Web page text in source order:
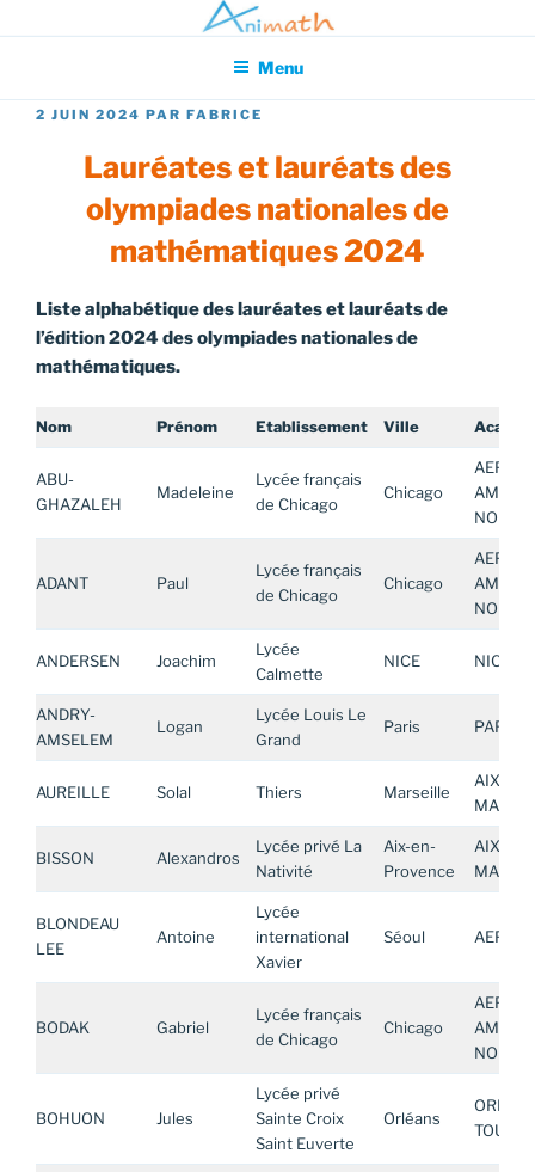
au
principal
Association pour l'Animation en Mathématiques
Menu
PUBLIÉ
2 JUIN 2024 PAR FABRICE
Lauréates et lauréats des
olympiades nationales de
mathématiques 2024
Liste alphabétique des lauréates et lauréats de
l’édition 2024 des olympiades nationales de
mathématiques.
Nom Prénom Etablissement Ville
ABU-
GHAZALEH
Madeleine
Lycée français
de Chicago
Chicago
AEFE
NORD
ADANT Paul
Lycée français
de Chicago
Chicago
AEFE
NORD
ANDERSEN Joachim
Lycée
Calmette
NICE NICE
ANDRY-
AMSELEM
Logan
Lycée Louis Le
Grand
Paris PARIS
AUREILLE Solal Thiers Marseille
AIX-
BISSON Alexandros
Lycée privé La
Nativité
Aix-en-
Provence
AIX-
BLONDEAU
LEE
Antoine
Lycée
international
Xavier
Séoul AEFE
BODAK Gabriel
Lycée français
de Chicago
Chicago
AEFE
NORD
BOHUON Jules
Lycée privé
Sainte Croix
Saint Euverte
Orléans
TOURS